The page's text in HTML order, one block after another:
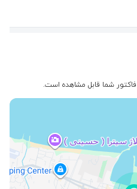
شما قابل مشاهده است.